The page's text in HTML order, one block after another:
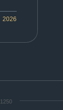
2026
1250